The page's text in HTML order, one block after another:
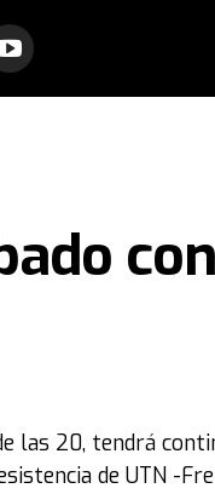
las 20, tendrá
de UTN -